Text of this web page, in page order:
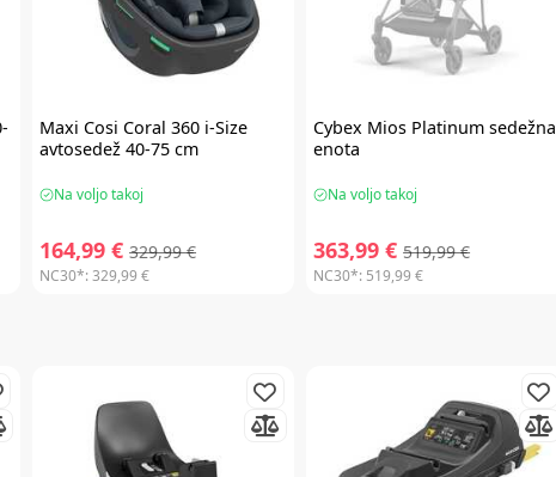
Maxi Cosi Coral 360 i-Size
avtosedež 40-75 cm
Na voljo takoj
164,99 € 329,99 €
NC30*:329,99 €
Cybex Mios Platinum sedežna
enota
Na voljo takoj
363,99 € 519,99 €
NC30*: 519,99 €